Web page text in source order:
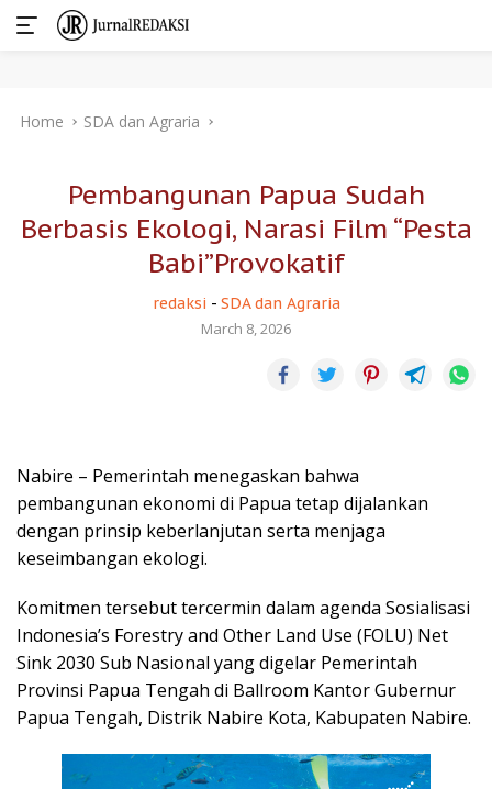
Home SDA dan Agraria
Pembangunan Papua Sudah
Berbasis Ekologi, Narasi Film “Pesta
Babi”Provokatif
redaksi - SDA dan Agraria
March 8, 2026
Nabire – Pemerintah menegaskan bahwa
pembangunan ekonomi di Papua tetap dijalankan
dengan prinsip keberlanjutan serta menjaga
keseimbangan ekologi.
Komitmen tersebut tercermin dalam agenda Sosialisasi
Indonesia’s Forestry and Other Land Use (FOLU) Net
Sink 2030 Sub Nasional yang digelar Pemerintah
Provinsi Papua Tengah di Ballroom Kantor Gubernur
Papua Tengah, Distrik Nabire Kota, Kabupaten Nabire.